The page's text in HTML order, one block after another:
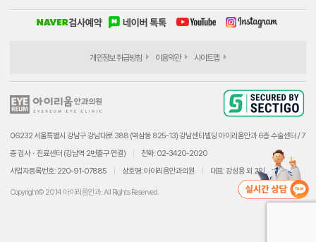
개인정보 취급방침 이용약관 사이트맵
06232 서울특별시 강남구 강남대로 388 (역삼동 825-13) 강남센타빌딩 아이리움안과 6층 수술센터 / 7
층 검사ㆍ진료센터 (강남역 2번출구 연결)
전화: 02-3420-2020
사업자등록번호: 220-91-07885
상호명: 아이리움안과의원 대표: 강성용 외 2인
Copyright© 2014 아이리움안과. All Rights Reserved.